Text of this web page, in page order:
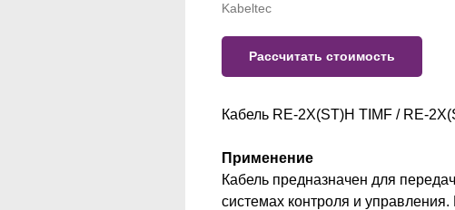
Kabeltec
Рассчитать стоимость
Кабель RE-2X(ST)H TIMF / RE-
Применение
Кабель предназначен для
системах контроля и